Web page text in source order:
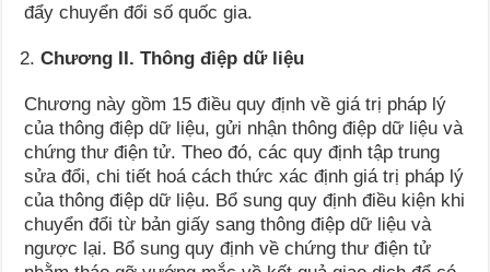
đẩy chuyển đổi số quốc gia.
Chương II. Thông điệp dữ liệu
Chương này gồm 15 điều quy định về giá trị pháp lý
của thông điệp dữ liệu, gửi nhận thông điệp dữ liệu và
chứng thư điện tử. Theo đó, các quy định tập trung
sửa đổi, chi tiết hoá cách thức xác định giá trị pháp lý
của thông điệp dữ liệu. Bổ sung quy định điều kiện khi
chuyển đổi từ bản giấy sang thông điệp dữ liệu và
ngược lại. Bổ sung quy định về chứng thư điện tử